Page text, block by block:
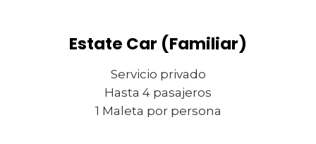
Estate Car (Familiar)
Servicio privado
Hasta 4 pasajeros
1 Maleta por persona